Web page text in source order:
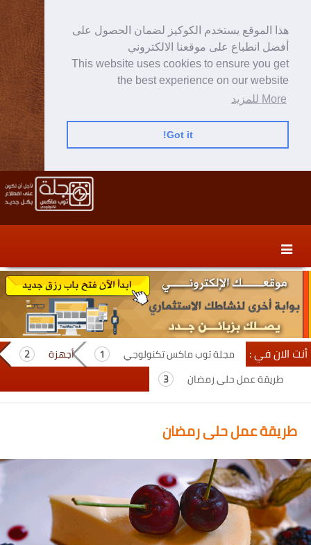
هذا الموقع يستخدم الكوكيز لضمان الحصول على
أفضل انطباع على موقعنا الالكتروني
This website uses cookies to ensure you get
the best experience on our website
More للمزيد
Got it!
content
secondary
content
أنت الان في : مجلة توب ماكس تكنولوجي
أجهزة
طريقة عمل حلى رمضان
طريقة عمل حلى رمضان